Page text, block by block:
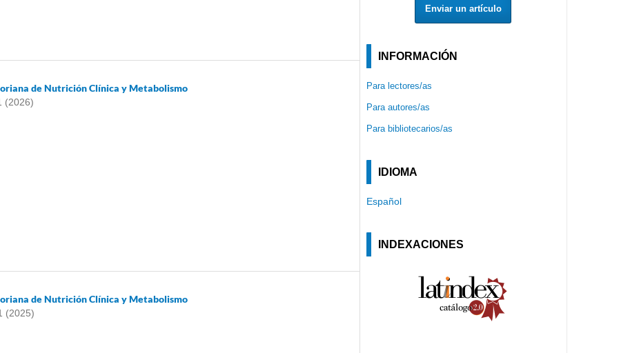
de Nutrición Clínica y Metabolismo
(2026)
de Nutrición Clínica y Metabolismo
(2025)
Enviar un artículo
INFORMACIÓN
Para lectores/as
Para autores/as
Para bibliotecarios/as
IDIOMA
Español
INDEXACIONES